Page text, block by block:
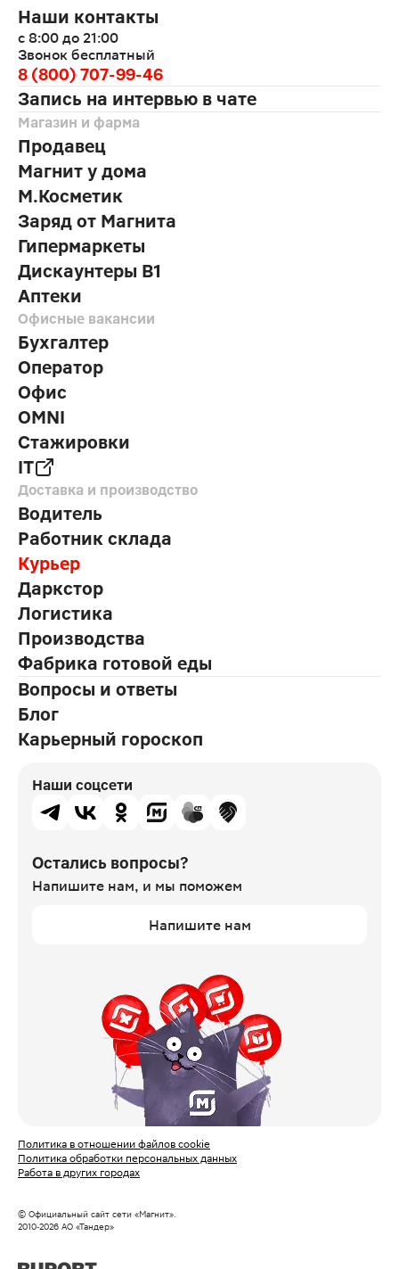
Наши контакты
с 8:00 до 21:00
Звонок бесплатный
8 (800) 707-99-46
Запись на интервью в чате
Магазин и фарма
Продавец
Магнит у дома
М.Косметик
Заряд от Магнита
Гипермаркеты
Дискаунтеры В1
Аптеки
Офисные вакансии
Бухгалтер
Оператор
Офис
OMNI
Стажировки
IT
Доставка и производство
Водитель
Работник склада
Курьер
Даркстор
Логистика
Производства
Фабрика готовой еды
Вопросы и ответы
Блог
Карьерный гороскоп
Наши соцсети
Остались вопросы?
Напишите нам, и мы поможем
Напишите нам
Политика в отношении файлов cookie
Политика обработки персональных данных
Работа в других городах
© Официальный сайт сети «Магнит».
2010‑2026 АО «Тандер»